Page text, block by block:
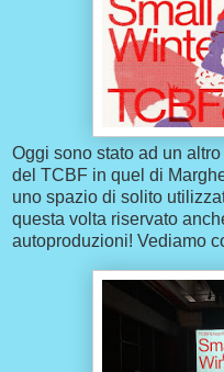
Oggi sono stato ad un
del TCBF in quel di
uno spazio di solito
questa volta riservato
autoproduzioni! Vediamo